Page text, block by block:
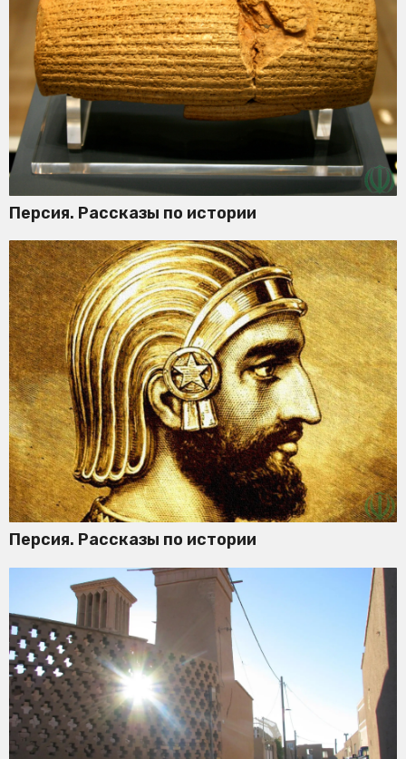
Персия. Рассказы по истории
Персия. Рассказы по истории